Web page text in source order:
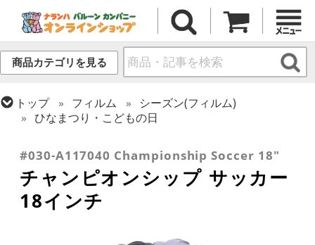
商品カテゴリを見る
トップ フィルム
シーズン(フィルム)
ひなまつり・こどもの日
#030-A117040 Championship Soccer 18"
チャンピオンシップ サッカー
18インチ